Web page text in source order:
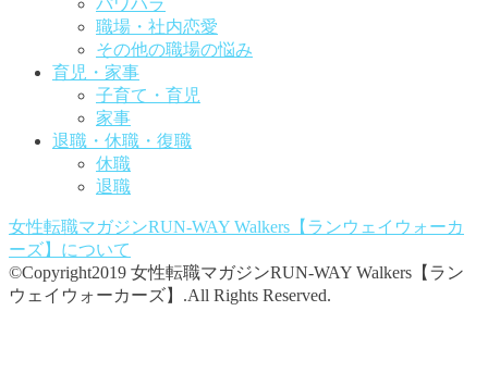
パワハラ
職場・社内恋愛
その他の職場の悩み
育児・家事
子育て・育児
家事
退職・休職・復職
休職
退職
女性転職マガジンRUN-WAY Walkers【ランウェイウォーカ
ーズ】 について
©Copyright2019 女性転職マガジンRUN-WAY Walkers【ラン
ウェイウォーカーズ】.All Rights Reserved.